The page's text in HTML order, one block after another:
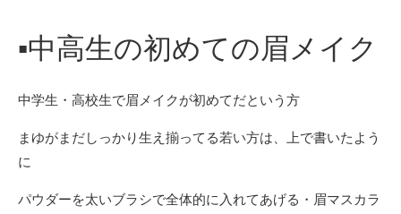
▪︎中高生の初めての眉メイク
中学生・高校生で眉メイクが初めてだという方
まゆがまだしっかり生え揃ってる若い方は、上で書いたよう
に
パウダーを太いブラシで全体的に入れてあげる・眉マスカラ